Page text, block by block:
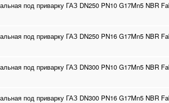
под приварку ГАЗ DN250 PN10 G17Mn5 NBR
под приварку ГАЗ DN250 PN16 G17Mn5 NBR
под приварку ГАЗ DN300 PN10 G17Mn5 NBR
под приварку ГАЗ DN300 PN16 G17Mn5 NBR